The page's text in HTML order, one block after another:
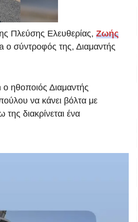
Πλεύσης Ελευθερίας, Ζωής
ο σύντροφός της, Διαμαντής
ηθοποιός Διαμαντής
να κάνει βόλτα με
διακρίνεται ένα